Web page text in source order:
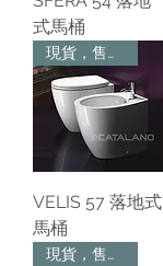
式馬桶
現貨，售完為止
VELIS 57 落地式
馬桶
現貨，售完為止